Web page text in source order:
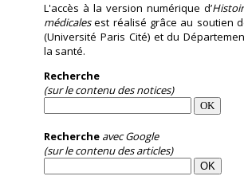
L'accès à la version numérique d’
médicalesest réalisé grâce au soutien
(Université Paris Cité) et du
la santé.
Recherche
(sur le contenu des notices)
Recherche avec Google
(sur le contenu des articles)